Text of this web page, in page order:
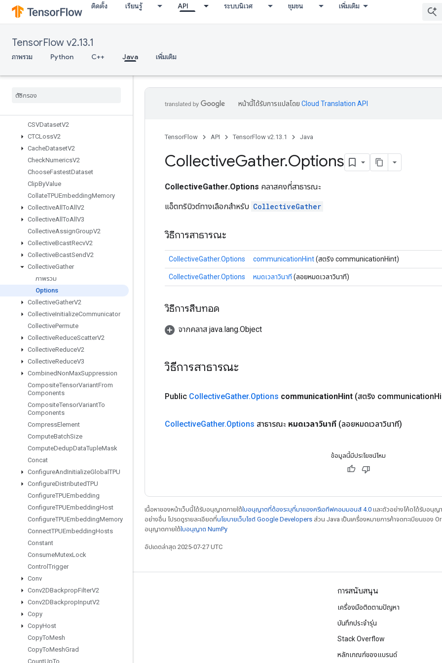
ติดตั้ง เรียนรู้ API ระบบนิเวศ ชุมชน เพิ่มเติม
TensorFlow v2.13.1
ภาพรวม Python C++ Java เพิ่มเติม
BoostedTreesUpdateEnsemble
BoostedTreesUpdateEnsembleV2
BroadcastGradientArgs
BroadcastTo
CSRSparseMatrixComponents
CSVDatasetV2
CTCLossV2
CacheDatasetV2
CheckNumericsV2
ChooseFastestDataset
ClipByValue
CollateTPUEmbeddingMemory
CollectiveAll ToAll V2
CollectiveAll ToAll V3
CollectiveAssignGroupV2
CollectiveBcastRecvV2
CollectiveBcastSendV2
CollectiveGather
ภาพรวม
Options
CollectiveGatherV2
CollectiveInitializeCommunicator
CollectivePermute
CollectiveReduceScatterV2
CollectiveReduceV2
CollectiveReduceV3
CombinedNonMaxSuppression
CompositeTensorVariantFrom
Components
CompositeTensorVariantTo
Components
CompressElement
ComputeBatchSize
ComputeDedupDataTupleMask
Concat
ConfigureAndInitializeGlobal TPU
ConfigureDistributedTPU
ConfigureTPUEmbedding
ConfigureTPUEmbeddingHost
ConfigureTPUEmbeddingMemory
ConnectTPUEmbeddingHosts
Constant
ConsumeMutexLock
Control Trigger
Conv
Conv2DBackpropFilterV2
Conv2DBackpropInputV2
Copy
CopyHost
CopyToMesh
CopyToMeshGrad
CountUpTo
หน้านี้ได้รับการแปลโดย Cloud Translation API
TensorFlow API TensorFlow v2.13.1 Java
CollectiveGather.Options
CollectiveGather.Options คลาสคงที่สาธารณะ
แอ็ตทริบิวต์ทางเลือกสำหรับ CollectiveGather
วิธีการสาธารณะ
CollectiveGather.Options communicationHint(สตริง communicationHint)
CollectiveGather.Options หมดเวลาวินาที (ลอยหมดเวลาวินาที)
วิธีการสืบทอด
จากคลาส java.lang.Object
วิธีการสาธารณะ
Public CollectiveGather.Options communicationHint (สตริง communication
CollectiveGather.Options สาธารณะ หมดเวลาวินาที (ลอยหมดเวลาวินาที)
ข้อมูลนี้มีประโยชน์ไหม
เนื้อหาของหน้าเว็บนี้ได้รับอนุญาตภายใต้ใบอนุญาตที่ต้องระบุที่มาของครีเอทีฟคอมมอนส์ 4.0 และตัวอย่างโค้ดได้รับอนุญ
อย่างอื่น โปรดดูรายละเอียดที่นโยบายเว็บไซต์ Google Developers ส่วน Java เป็นเครื่องหมายการค้าจดทะเบียนของ
อนุญาตภายใต้ใบอนุญาต NumPy
อัปเดตล่าสุด 2025-07-27 UTC
เชื่อมต่อเสมอ
ฟอรัม
GitHub
การสนับสนุน
เครื่องมือติดตามปัญหา
บันทึกประจำรุ่น
Stack Overflow
หลักเกณฑ์ของแบรนด์